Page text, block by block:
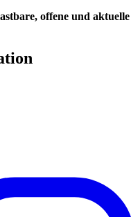
offene und aktuelle